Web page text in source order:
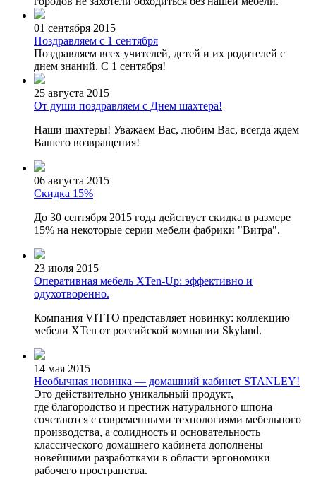
01 сентября 2015
Поздравляем с 1 сентября
Поздравляем всех учителей, детей и их родителей с
днем знаний. С 1 сентября!
25 августа 2015
От души поздравляем с Днем шахтера!
Наши шахтеры! Уважаем Вас, любим Вас, всегда ждем
Вашего возвращения!
06 августа 2015
Скидка 15%
До 30 сентября 2015 года действует скидка в размере
15% на некоторые серии мебели фабрики "Витра".
23 июля 2015
Оперативная мебель XTen-Up: эффективно и
одухотворенно.
Компания VITTO представляет новинку: коллекцию
мебели XTen от российской компании Skyland.
14 мая 2015
Необычная новинка — домашний кабинет STANLEY!
Это действительно уникальный продукт,
где благородство и престиж натурального шпона
сочетаются с современными технологиями мебельного
производства, а солидность и основательность
классического домашнего кабинета дополнены
новейшими разработками в области эргономики
рабочего пространства.